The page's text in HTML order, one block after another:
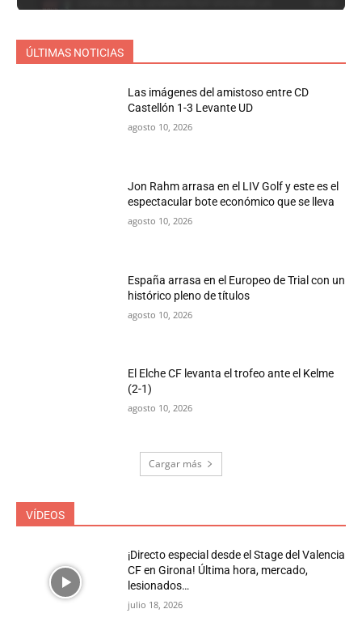
ÚLTIMAS NOTICIAS
Las imágenes del amistoso entre CD
Castellón 1-3 Levante UD
agosto 10, 2026
Jon Rahm arrasa en el LIV Golf y este es el
espectacular bote económico que se lleva
agosto 10, 2026
España arrasa en el Europeo de Trial con un
histórico pleno de títulos
agosto 10, 2026
El Elche CF levanta el trofeo ante el Kelme
(2-1)
agosto 10, 2026
Cargar más
VÍDEOS
¡Directo especial desde el Stage del Valencia
CF en Girona! Última hora, mercado,
lesionados…
julio 18, 2026